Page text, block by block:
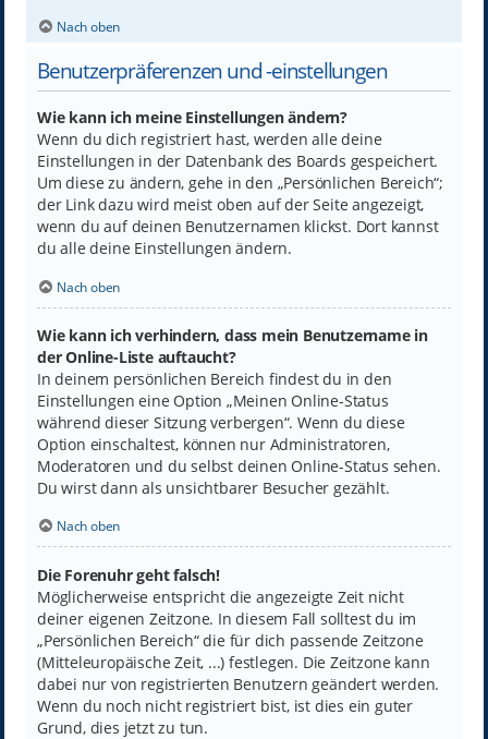
Nach oben
Benutzerpräferenzen und -einstellungen
Wie kann ich meine Einstellungen ändern?
Wenn du dich registriert hast, werden alle deine
Einstellungen in der Datenbank des Boards gespeichert.
Um diese zu ändern, gehe in den „Persönlichen Bereich“;
der Link dazu wird meist oben auf der Seite angezeigt,
wenn du auf deinen Benutzernamen klickst. Dort kannst
du alle deine Einstellungen ändern.
Nach oben
Wie kann ich verhindern, dass mein Benutzername in
der Online-Liste auftaucht?
In deinem persönlichen Bereich findest du in den
Einstellungen eine Option „Meinen Online-Status
während dieser Sitzung verbergen“. Wenn du diese
Option einschaltest, können nur Administratoren,
Moderatoren und du selbst deinen Online-Status sehen.
Du wirst dann als unsichtbarer Besucher gezählt.
Nach oben
Die Forenuhr geht falsch!
Möglicherweise entspricht die angezeigte Zeit nicht
deiner eigenen Zeitzone. In diesem Fall solltest du im
„Persönlichen Bereich“ die für dich passende Zeitzone
(Mitteleuropäische Zeit, ...) festlegen. Die Zeitzone kann
dabei nur von registrierten Benutzern geändert werden.
Wenn du noch nicht registriert bist, ist dies ein guter
Grund, dies jetzt zu tun.